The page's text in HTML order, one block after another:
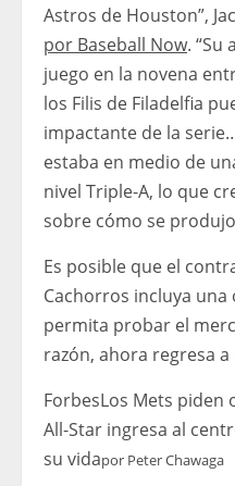
Astros de Houston”,
por Baseball Now. “Su
juego en la novena
los Filis de Filadelfia
impactante de la
estaba en medio de
nivel Triple-A, lo que
sobre cómo se
Es posible que el
Cachorros incluya
permita probar el
razón, ahora regresa
ForbesLos Mets piden
All-Star ingresa al
su vidapor Peter Chawaga